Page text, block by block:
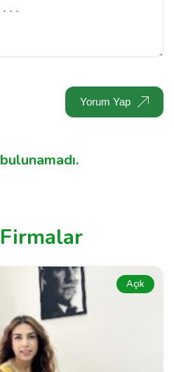
Yorum Yap
Açık